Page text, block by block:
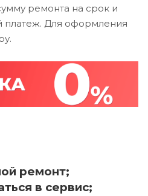
ремонта на срок и
платеж. Для оформления
ремонт;
в сервис;